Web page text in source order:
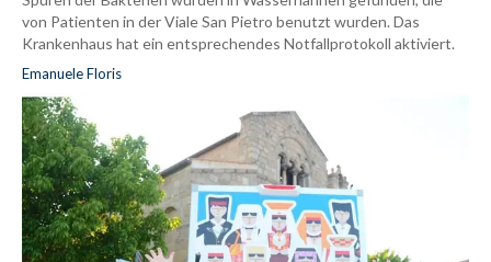
von Patienten in der Viale San Pietro benutzt wurden. Das
Krankenhaus hat ein entsprechendes Notfallprotokoll aktiviert.
Emanuele Floris